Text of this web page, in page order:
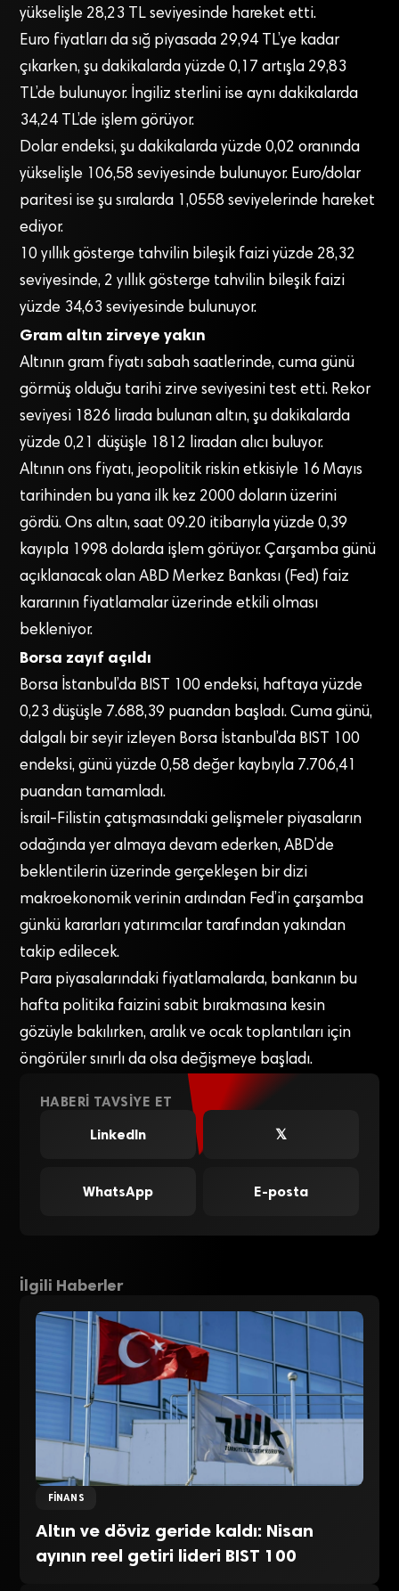
yükselişle 28,23 TL seviyesinde hareket etti.
Euro fiyatları da sığ piyasada 29,94 TL’ye kadar
çıkarken, şu dakikalarda yüzde 0,17 artışla 29,83
TL’de bulunuyor. İngiliz sterlini ise aynı dakikalarda
34,24 TL’de işlem görüyor.
Dolar endeksi, şu dakikalarda yüzde 0,02 oranında
yükselişle 106,58 seviyesinde bulunuyor. Euro/dolar
paritesi ise şu sıralarda 1,0558 seviyelerinde hareket
ediyor.
10 yıllık gösterge tahvilin bileşik faizi yüzde 28,32
seviyesinde, 2 yıllık gösterge tahvilin bileşik faizi
yüzde 34,63 seviyesinde bulunuyor.
Gram altın zirveye yakın
Altının gram fiyatı sabah saatlerinde, cuma günü
görmüş olduğu tarihi zirve seviyesini test etti. Rekor
seviyesi 1826 lirada bulunan altın, şu dakikalarda
yüzde 0,21 düşüşle 1812 liradan alıcı buluyor.
Altının ons fiyatı, jeopolitik riskin etkisiyle 16 Mayıs
tarihinden bu yana ilk kez 2000 doların üzerini
gördü. Ons altın, saat 09.20 itibarıyla yüzde 0,39
kayıpla 1998 dolarda işlem görüyor. Çarşamba günü
açıklanacak olan ABD Merkez Bankası (Fed) faiz
kararının fiyatlamalar üzerinde etkili olması
bekleniyor.
Borsa zayıf açıldı
Borsa İstanbul’da BIST 100 endeksi, haftaya yüzde
0,23 düşüşle 7.688,39 puandan başladı. Cuma günü,
dalgalı bir seyir izleyen Borsa İstanbul’da BIST 100
endeksi, günü yüzde 0,58 değer kaybıyla 7.706,41
puandan tamamladı.
İsrail-Filistin çatışmasındaki gelişmeler piyasaların
odağında yer almaya devam ederken, ABD’de
beklentilerin üzerinde gerçekleşen bir dizi
makroekonomik verinin ardından Fed’in çarşamba
günkü kararları yatırımcılar tarafından yakından
takip edilecek.
Para piyasalarındaki fiyatlamalarda, bankanın bu
hafta politika faizini sabit bırakmasına kesin
gözüyle bakılırken, aralık ve ocak toplantıları için
öngörüler sınırlı da olsa değişmeye başladı.
HABERI TAVSIYE ET
LinkedIn
𝕏
WhatsApp E-posta
İlgili Haberler
FINANS
Altın ve döviz geride kaldı: Nisan
ayının reel getiri lideri BIST 100